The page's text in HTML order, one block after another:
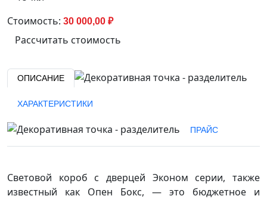
Стоимость: 30 000,00 ₽
Рассчитать стоимость
ОПИСАНИЕ
ХАРАКТЕРИСТИКИ
ПРАЙС
Световой короб с дверцей Эконом серии, также
известный как Опен Бокс, — это бюджетное и